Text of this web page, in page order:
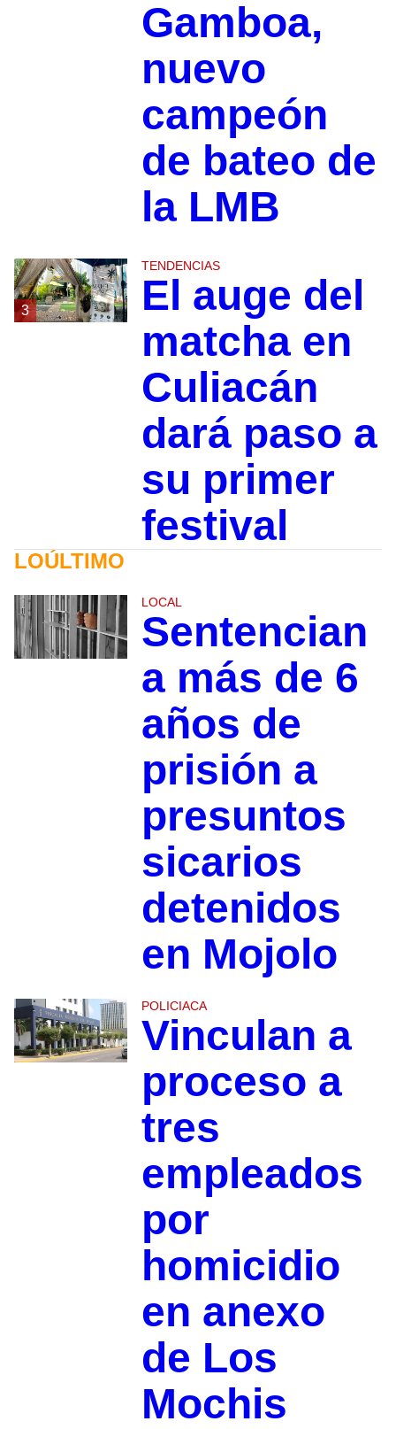
Gamboa,
nuevo
campeón
de bateo de
la LMB
3
TENDENCIAS
El auge del
matcha en
Culiacán
dará paso a
su primer
festival
LOÚLTIMO
LOCAL
Sentencian
a más de 6
años de
prisión a
presuntos
sicarios
detenidos
en Mojolo
POLICIACA
Vinculan a
proceso a
tres
empleados
por
homicidio
en anexo
de Los
Mochis